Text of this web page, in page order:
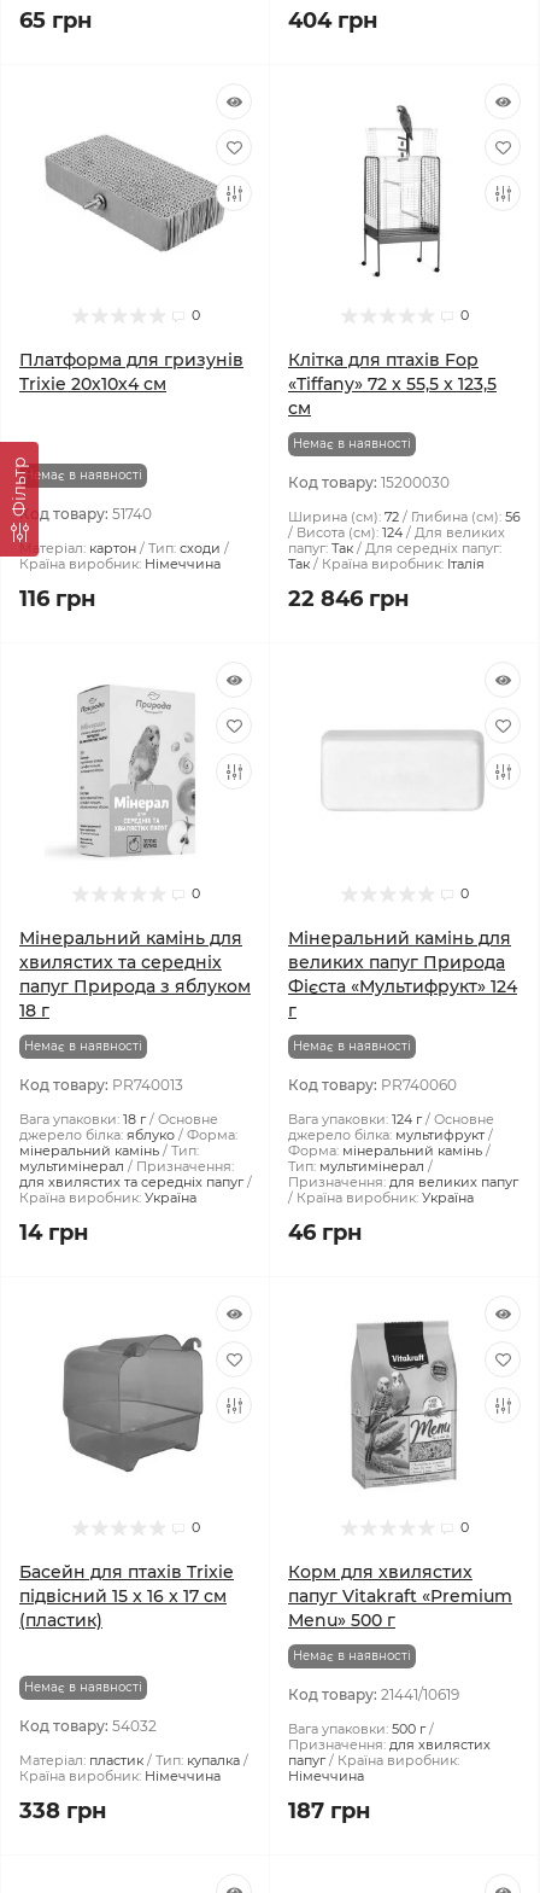
Фiльтр
65 грн 404 грн
0
Платформа для гризунів
Trixie 20х10х4 см
Немає в наявності
Код товару: 51740
Матеріал: картон Тип: сходи
Країна виробник: Німеччина
116 грн
0
Клітка для птахів Fop
«Tiffany» 72 x 55,5 x 123,5
см
Немає в наявності
Код товару: 15200030
Ширина (см): 72 Глибина (см): 56
Висота (см): 124
Для великих
папуг: Так
Для середніх папуг:
Так
Країна виробник: Італія
22 846 грн
0
Мінеральний камінь для
хвилястих та середніх
папуг Природа з яблуком
18 г
Немає в наявності
Код товару: PR740013
Вага упаковки: 18 г
Основне
джерело білка: яблуко
Форма:
мінеральний камінь
Тип:
мультимінерал
Призначення:
для хвилястих та середніх папуг
Країна виробник: Україна
14 грн
0
Мінеральний камінь для
великих папуг Природа
Фієста «Мультифрукт» 124
г
Немає в наявності
Код товару: PR740060
Вага упаковки: 124 г
Основне
джерело білка: мультифрукт
Форма: мінеральний камінь
Тип: мультимінерал
Призначення: для великих папуг
Країна виробник: Україна
46 грн
0
Басейн для птахів Trixie
підвісний 15 x 16 x 17 см
(пластик)
Немає в наявності
Код товару: 54032
Матеріал: пластик Тип: купалка
Країна виробник: Німеччина
338 грн
0
Корм для хвилястих
папуг Vitakraft «Premium
Menu» 500 г
Немає в наявності
Код товару: 21441/10619
Вага упаковки: 500 г
Призначення: для хвилястих
папуг
Країна виробник:
Німеччина
187 грн